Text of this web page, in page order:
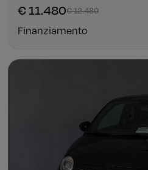
€ 11.480€ 12.480
Finanziamento